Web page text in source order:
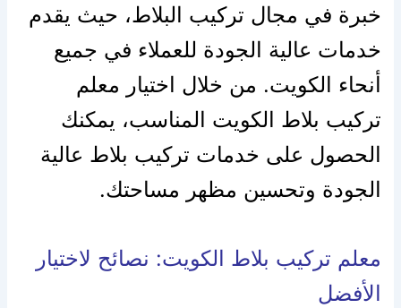
خبرة في مجال تركيب البلاط، حيث يقدم
خدمات عالية الجودة للعملاء في جميع
أنحاء الكويت. من خلال اختيار معلم
تركيب بلاط الكويت المناسب، يمكنك
الحصول على خدمات تركيب بلاط عالية
الجودة وتحسين مظهر مساحتك.
معلم تركيب بلاط الكويت: نصائح لاختيار
الأفضل